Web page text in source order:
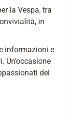
la Vespa, tra
in
informazioni e
Un’occasione
del